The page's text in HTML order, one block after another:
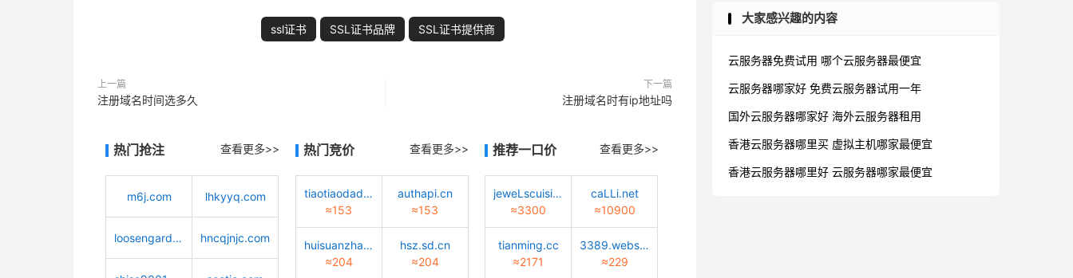
ssl证书 SSL证书品牌 SSL证书提供商
上一篇
注册域名时间选多久
下一篇
注册域名时有ip地址吗
热门抢注 查看更多>>
m6j.com lhkyyq.com
loosengarden.com hncqjnjc.com
热门竞价 查看更多>>
tiaotiaodadao.com
≈153
authapi.cn
≈153
huisuanzhang.sd.cn
≈204
hsz.sd.cn
≈204
推荐一口价 查看更多>>
jeweLscuisine.com
≈3300
caLLi.net
≈10900
tianming.cc
≈2171
3389.website
≈229
大家感兴趣的内容
云服务器免费试用 哪个云服务器最便宜
云服务器哪家好 免费云服务器试用一年
国外云服务器哪家好 海外云服务器租用
香港云服务器哪里买 虚拟主机哪家最便宜
香港云服务器哪里好 云服务器哪家最便宜